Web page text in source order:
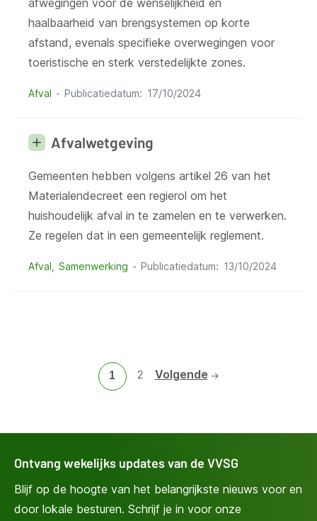
afwegingen voor de wenselijkheid en
haalbaarheid van brengsystemen op korte
afstand, evenals specifieke overwegingen voor
toeristische en sterk verstedelijkte zones.
Afval Publicatiedatum 17/10/2024
Afvalwetgeving
Gemeenten hebben volgens artikel 26 van het
Materialendecreet een regierol om het
huishoudelijk afval in te zamelen en te verwerken.
Ze regelen dat in een gemeentelijk reglement.
Afval Samenwerking Publicatiedatum 13/10/2024
Huidige
pagina
1
Ga
2 Volgende
Ontvang wekelijks updates van de VVSG
Blijf op de hoogte van het belangrijkste nieuws voor en
door lokale besturen. Schrijf je in voor onze